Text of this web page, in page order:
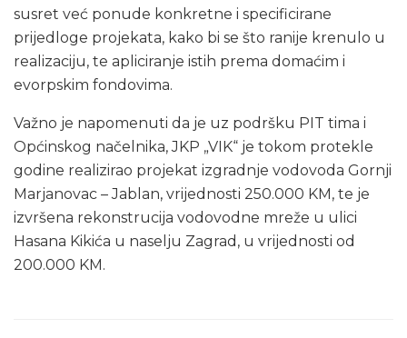
susret već ponude konkretne i specificirane
prijedloge projekata, kako bi se što ranije krenulo u
realizaciju, te apliciranje istih prema domaćim i
evorpskim fondovima.
Važno je napomenuti da je uz podršku PIT tima i
Općinskog načelnika, JKP „VIK“ je tokom protekle
godine realizirao projekat izgradnje vodovoda Gornji
Marjanovac – Jablan, vrijednosti 250.000 KM, te je
izvršena rekonstrucija vodovodne mreže u ulici
Hasana Kikića u naselju Zagrad, u vrijednosti od
200.000 KM.